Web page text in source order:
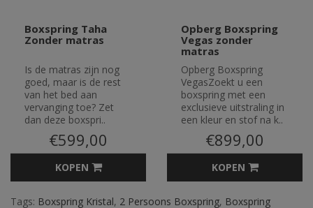
Boxspring Taha
Zonder matras
Is de matras zijn nog
goed, maar is de rest
van het bed aan
vervanging toe? Zet
dan deze boxspri..
€599,00
KOPEN
Opberg Boxspring
Vegas zonder
matras
Opberg Boxspring
VegasZoekt u een
boxspring met een
exclusieve uitstraling in
een kleur en stof na k..
€899,00
KOPEN
Tags: Boxspring Kristal, 2 Persoons Boxspring, Boxspring